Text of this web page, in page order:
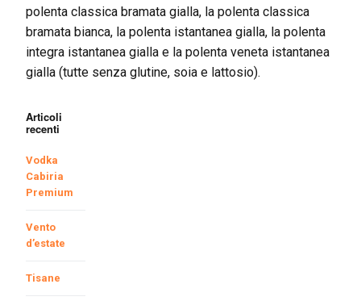
polenta classica bramata gialla, la polenta classica
bramata bianca, la polenta istantanea gialla, la polenta
integra istantanea gialla e la polenta veneta istantanea
gialla (tutte senza glutine, soia e lattosio).
Articoli
recenti
Vodka
Cabiria
Premium
Vento
d’estate
Tisane